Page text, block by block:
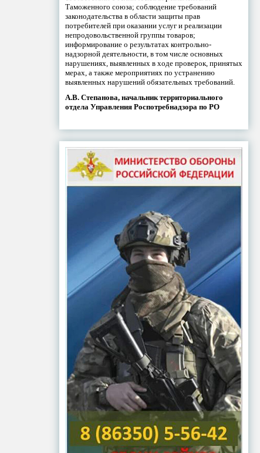
Таможенного союза; соблюдение требований
законодательства в области защиты прав
потребителей при оказании услуг и реализации
непродовольственной группы товаров;
информирование о результатах контрольно-
надзорной деятельности, в том числе основных
нарушениях, выявленных в ходе проверок, принятых
мерах, а также мероприятиях по устранению
выявленных нарушений обязательных требований.
А.В. Степанова, начальник территориального
отдела Управления Роспотребнадзора по РО